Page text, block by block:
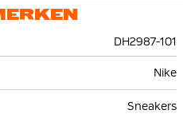
DH2987-101
Nike
Sneakers